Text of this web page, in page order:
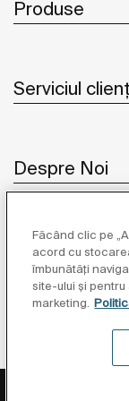
Produse
Serviciul
Despre Noi
Inspirație
Politica de
Făcând clic pe
acord cu
îmbunătăți
site-ului și
marketing.